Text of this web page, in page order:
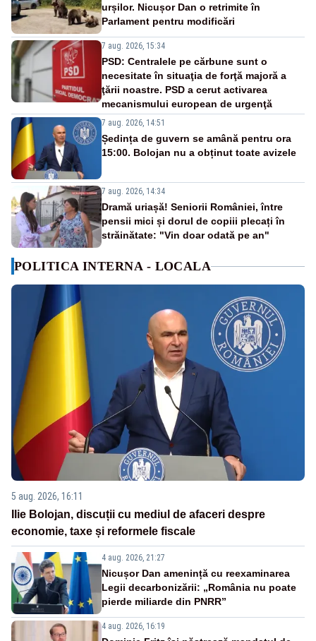
urșilor. Nicușor Dan o retrimite în
Parlament pentru modificări
7 aug. 2026, 15:34
PSD: Centralele pe cărbune sunt o
necesitate în situaţia de forţă majoră a
ţării noastre. PSD a cerut activarea
mecanismului european de urgenţă
7 aug. 2026, 14:51
Ședința de guvern se amână pentru ora
15:00. Bolojan nu a obținut toate avizele
7 aug. 2026, 14:34
Dramă uriașă! Seniorii României, între
pensii mici și dorul de copiii plecați în
străinătate: "Vin doar odată pe an"
POLITICA INTERNA - LOCALA
5 aug. 2026, 16:11
Ilie Bolojan, discuții cu mediul de afaceri despre
economie, taxe și reformele fiscale
4 aug. 2026, 21:27
Nicușor Dan amenință cu reexaminarea
Legii decarbonizării: „România nu poate
pierde miliarde din PNRR”
4 aug. 2026, 16:19